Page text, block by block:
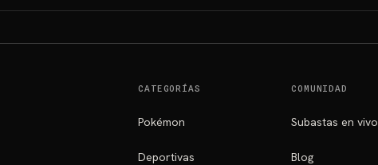
CATEGORÍAS
Pokémon
Deportivas
COMUNIDAD
Subastas en vivo
Blog